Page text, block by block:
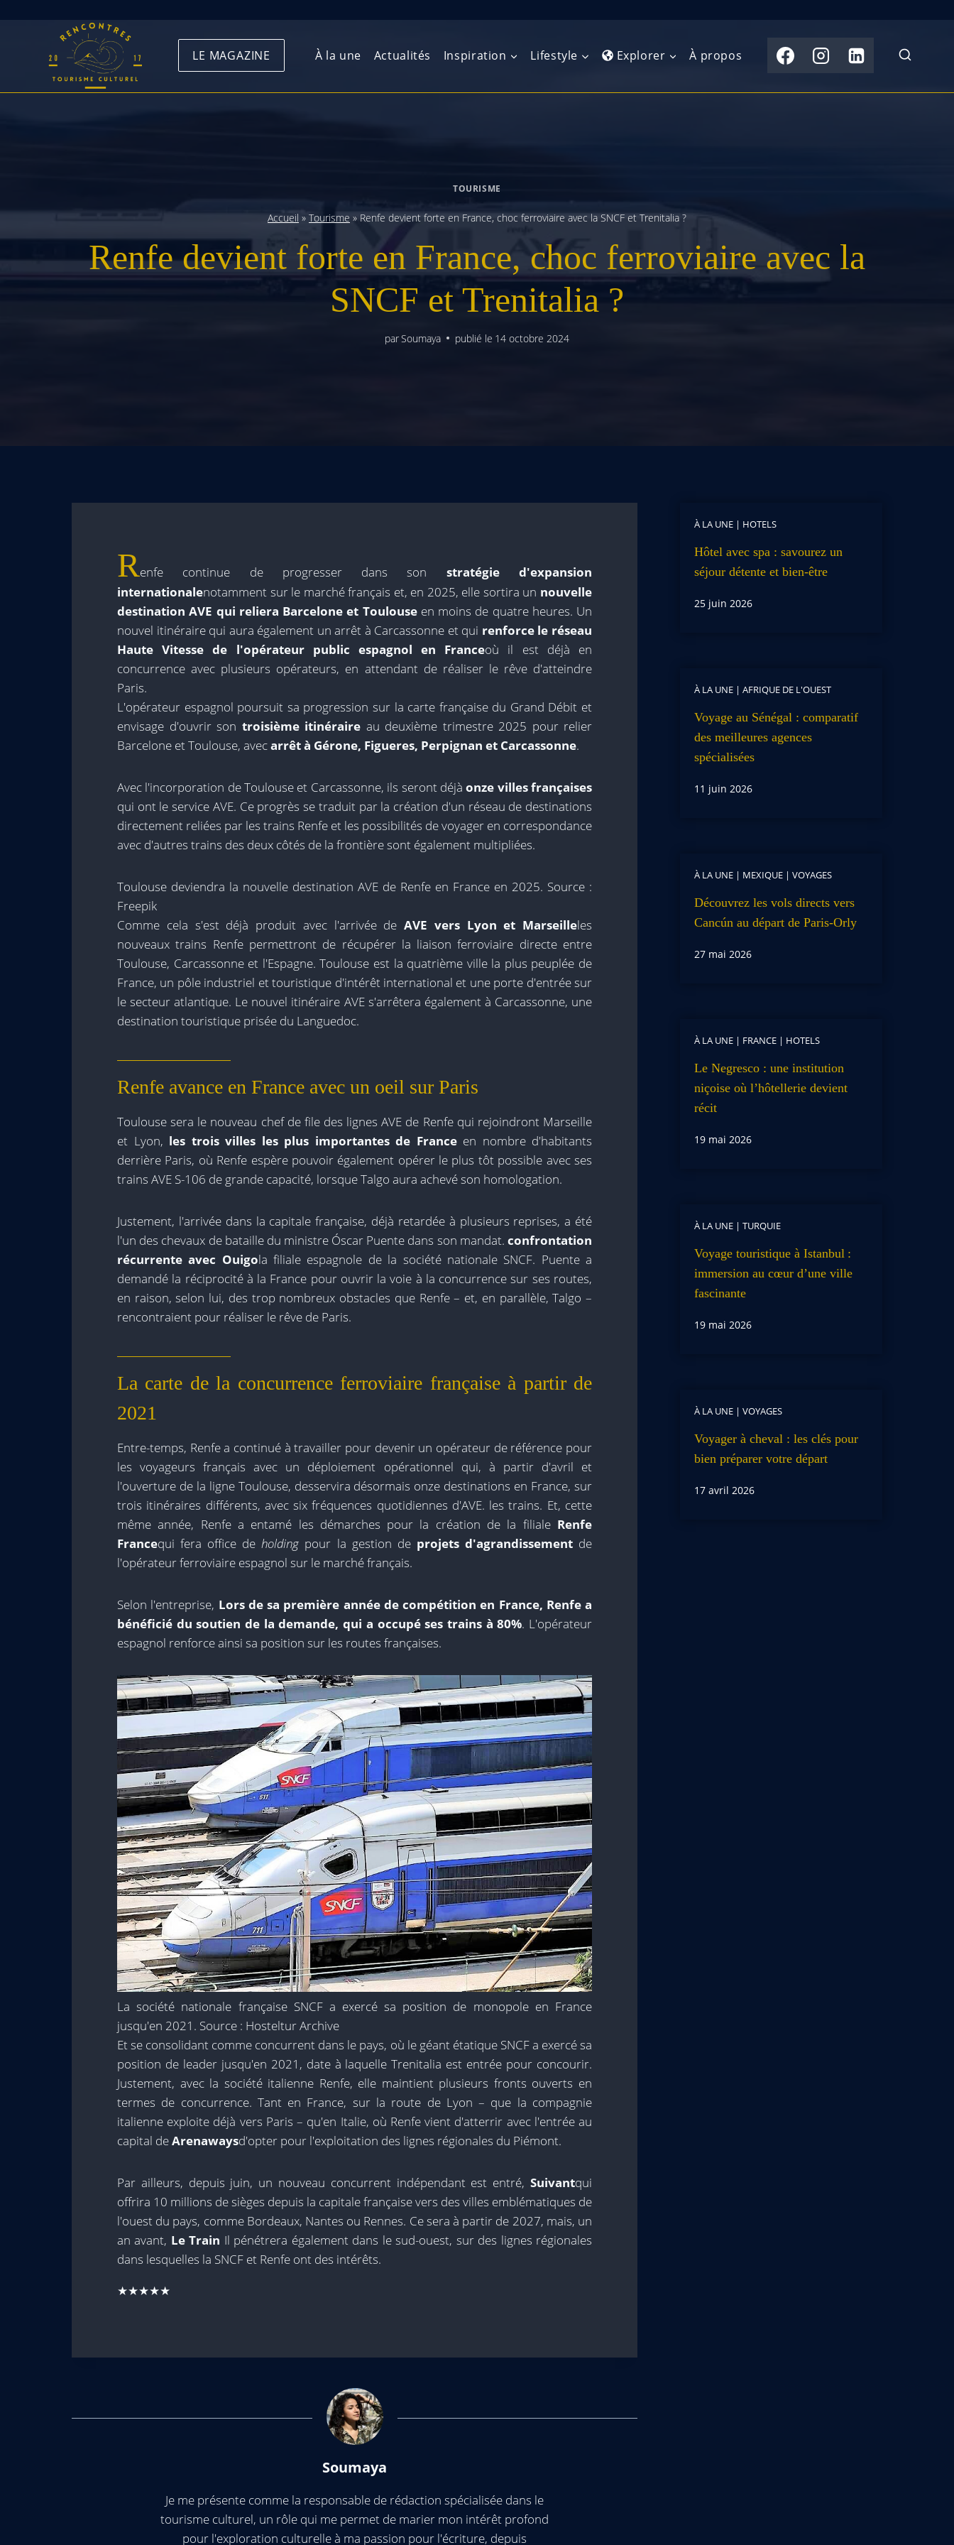
LE MAGAZINE À la une Actualités Inspiration Lifestyle Explorer
Balkans
Afrique de l’Est
Afrique australe
indien
Asie du Sud-Est
Extrême-Orient
À propos
TOURISME
Accueil » Tourisme » Renfe devient forte en France, choc ferroviaire avec la SNCF et Trenitalia ?
Renfe devient forte en France, choc ferroviaire avec la
SNCF et Trenitalia ?
parSoumaya publié le 14 octobre 2024
Renfe continue de progresser dans son stratégie d'expansion
internationalenotamment sur le marché français et, en 2025, elle sortira un nouvelle
destination AVE qui reliera Barcelone et Toulouseen moins de quatre heures. Un
nouvel itinéraire qui aura également un arrêt à Carcassonne et qui renforce le réseau
Haute Vitesse de l'opérateur public espagnol en Franceoù il est déjà en
concurrence avec plusieurs opérateurs, en attendant de réaliser le rêve d'atteindre
Paris.
L'opérateur espagnol poursuit sa progression sur la carte française du Grand Débit et
envisage d'ouvrir son troisième itinéraire au deuxième trimestre 2025 pour relier
Barcelone et Toulouse, avecarrêt à Gérone, Figueres, Perpignan et Carcassonne.
Avec l'incorporation de Toulouse et Carcassonne, ils seront déjà onze villes françaises
qui ont le service AVE. Ce progrès se traduit par la création d'un réseau de destinations
directement reliées par les trains Renfe et les possibilités de voyager en correspondance
avec d'autres trains des deux côtés de la frontière sont également multipliées.
Toulouse deviendra la nouvelle destination AVE de Renfe en France en 2025. Source :
Freepik
Comme cela s'est déjà produit avec l'arrivée de AVE vers Lyon et Marseilleles
nouveaux trains Renfe permettront de récupérer la liaison ferroviaire directe entre
Toulouse, Carcassonne et l'Espagne. Toulouse est la quatrième ville la plus peuplée de
France, un pôle industriel et touristique d'intérêt international et une porte d'entrée sur
le secteur atlantique. Le nouvel itinéraire AVE s'arrêtera également à Carcassonne, une
destination touristique prisée du Languedoc.
Renfe avance en France avec un oeil sur Paris
Toulouse sera le nouveau chef de file des lignes AVE de Renfe qui rejoindront Marseille
et Lyon, les trois villes les plus importantes de Franceen nombre d'habitants
derrière Paris, où Renfe espère pouvoir également opérer le plus tôt possible avec ses
trains AVE S-106 de grande capacité, lorsque Talgo aura achevé son homologation.
Justement, l'arrivée dans la capitale française, déjà retardée à plusieurs reprises, a été
l'un des chevaux de bataille du ministre Óscar Puente dans son mandat. confrontation
récurrente avec Ouigola filiale espagnole de la société nationale SNCF. Puente a
demandé la réciprocité à la France pour ouvrir la voie à la concurrence sur ses routes,
en raison, selon lui, des trop nombreux obstacles que Renfe – et, en parallèle, Talgo –
rencontraient pour réaliser le rêve de Paris.
La carte de la concurrence ferroviaire française à partir de
2021
Entre-temps, Renfe a continué à travailler pour devenir un opérateur de référence pour
les voyageurs français avec un déploiement opérationnel qui, à partir d'avril et
l'ouverture de la ligne Toulouse, desservira désormais onze destinations en France, sur
trois itinéraires différents, avec six fréquences quotidiennes d'AVE. les trains. Et, cette
même année, Renfe a entamé les démarches pour la création de la filiale Renfe
Francequi fera office deholding pour la gestion de projets d'agrandissementde
l'opérateur ferroviaire espagnol sur le marché français.
Selon l'entreprise, Lors de sa première année de compétition en France, Renfe a
bénéficié du soutien de la demande, qui a occupé ses trains à 80%. L'opérateur
espagnol renforce ainsi sa position sur les routes françaises.
La société nationale française SNCF a exercé sa position de monopole en France
jusqu'en 2021. Source : Hosteltur Archive
Et se consolidant comme concurrent dans le pays, où le géant étatique SNCF a exercé sa
position de leader jusqu'en 2021, date à laquelle Trenitalia est entrée pour concourir.
Justement, avec la société italienne Renfe, elle maintient plusieurs fronts ouverts en
termes de concurrence. Tant en France, sur la route de Lyon – que la compagnie
italienne exploite déjà vers Paris – qu'en Italie, où Renfe vient d'atterrir avec l'entrée au
capital deArenawaysd'opter pour l'exploitation des lignes régionales du Piémont.
Par ailleurs, depuis juin, un nouveau concurrent indépendant est entré, Suivantqui
offrira 10 millions de sièges depuis la capitale française vers des villes emblématiques de
l'ouest du pays, comme Bordeaux, Nantes ou Rennes. Ce sera à partir de 2027, mais, un
an avant, Le Train Il pénétrera également dans le sud-ouest, sur des lignes régionales
dans lesquelles la SNCF et Renfe ont des intérêts.
★★★★★
Soumaya
Je me présente comme la responsable de rédaction spécialisée dans le
tourisme culturel, un rôle qui me permet de marier mon intérêt profond
pour l'exploration culturelle à ma passion pour l'écriture, depuis
À LA UNE| HOTELS
Hôtel avec spa : savourez un
séjour détente et bien-être
25 juin 2026
À LA UNE| AFRIQUE DE L'OUEST
Voyage au Sénégal : comparatif
des meilleures agences
spécialisées
11 juin 2026
À LA UNE| MEXIQUE| VOYAGES
Découvrez les vols directs vers
Cancún au départ de Paris-Orly
27 mai 2026
À LA UNE| FRANCE| HOTELS
Le Negresco : une institution
niçoise où l’hôtellerie devient
récit
19 mai 2026
À LA UNE| TURQUIE
Voyage touristique à Istanbul :
immersion au cœur d’une ville
fascinante
19 mai 2026
À LA UNE| VOYAGES
Voyager à cheval : les clés pour
bien préparer votre départ
17 avril 2026